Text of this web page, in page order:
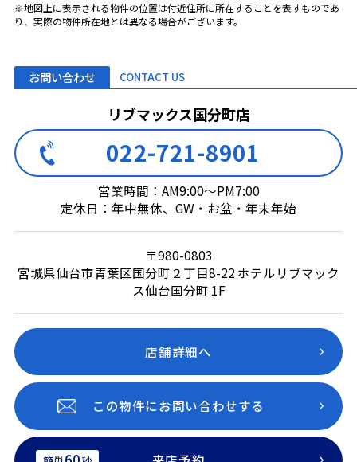
※地図上に表示される物件の位置は付近住所に所在することを表すものであ
り、実際の物件所在地とは異なる場合がございます。
お問い合わせ CONTACT US
リブマックス国分町店
022-721-8901
営業時間：AM9:00～PM7:00
定休日：年中無休、GW・お盆・年末年始
〒980-0803
宮城県仙台市青葉区国分町２丁目8-22 ホテルリブマック
ス仙台国分町 1F
店舗詳細へ
この物件にお問い合わせする